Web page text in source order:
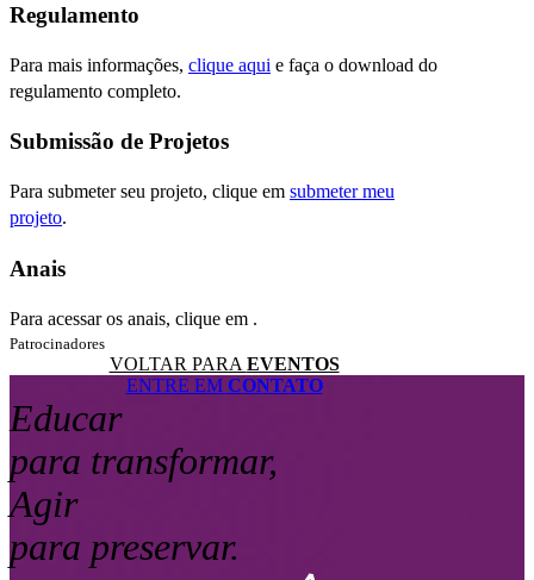
Regulamento
Para mais informações, clique aqui e faça o download do
regulamento completo.
Submissão de Projetos
Para submeter seu projeto, clique em submeter meu
projeto.
Anais
Para acessar os anais, clique em .
Patrocinadores
VOLTAR PARA EVENTOS
ENTRE EMCONTATO
Educar
para transformar,
Agir
para preservar.